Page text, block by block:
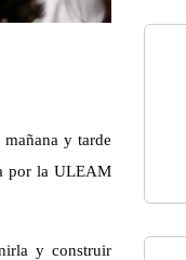
y tarde
por la ULEAM
y construir